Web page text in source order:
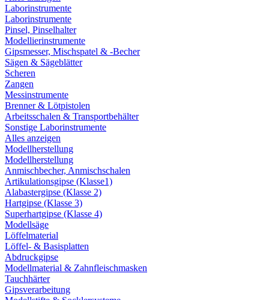
Laborinstrumente
Laborinstrumente
Pinsel, Pinselhalter
Modellierinstrumente
Gipsmesser, Mischspatel & -Becher
Sägen & Sägeblätter
Scheren
Zangen
Messinstrumente
Brenner & Lötpistolen
Arbeitsschalen & Transportbehälter
Sonstige Laborinstrumente
Alles anzeigen
Modellherstellung
Modellherstellung
Anmischbecher, Anmischschalen
Artikulationsgipse (Klasse1)
Alabastergipse (Klasse 2)
Hartgipse (Klasse 3)
Superhartgipse (Klasse 4)
Modellsäge
Löffelmaterial
Löffel- & Basisplatten
Abdruckgipse
Modellmaterial & Zahnfleischmasken
Tauchhärter
Gipsverarbeitung